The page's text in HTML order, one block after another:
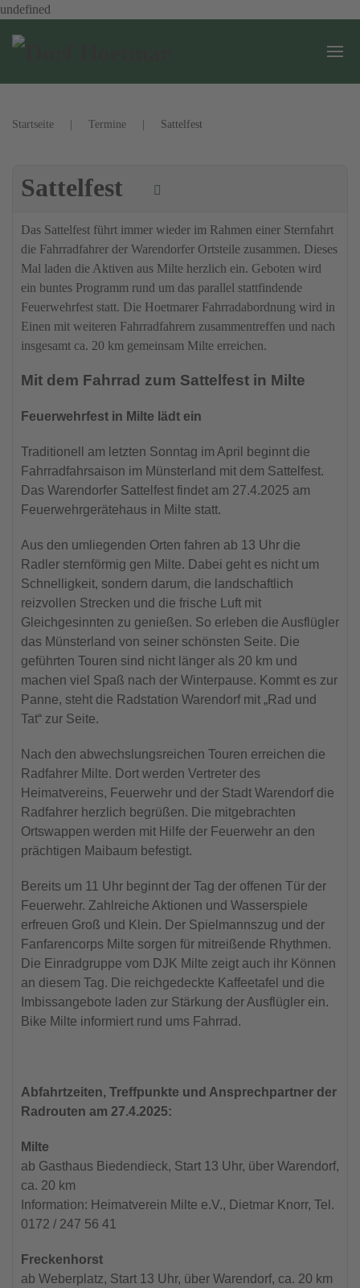
undefined
Startseite Termine Sattelfest
Sattelfest
Das Sattelfest führt immer wieder im Rahmen einer Sternfahrt
die Fahrradfahrer der Warendorfer Ortsteile zusammen. Dieses
Mal laden die Aktiven aus Milte herzlich ein. Geboten wird
ein buntes Programm rund um das parallel stattfindende
Feuerwehrfest statt. Die Hoetmarer Fahrradabordnung wird in
Einen mit weiteren Fahrradfahrern zusammentreffen und nach
insgesamt ca. 20 km gemeinsam Milte erreichen.
Mit dem Fahrrad zum Sattelfest in Milte
Feuerwehrfest in Milte lädt ein
Traditionell am letzten Sonntag im April beginnt die
Fahrradfahrsaison im Münsterland mit dem Sattelfest.
Das Warendorfer Sattelfest findet am 27.4.2025 am
Feuerwehrgerätehaus in Milte statt.
Aus den umliegenden Orten fahren ab 13 Uhr die
Radler sternförmig gen Milte. Dabei geht es nicht um
Schnelligkeit, sondern darum, die landschaftlich
reizvollen Strecken und die frische Luft mit
Gleichgesinnten zu genießen. So erleben die Ausflügler
das Münsterland von seiner schönsten Seite. Die
geführten Touren sind nicht länger als 20 km und
machen viel Spaß nach der Winterpause. Kommt es zur
Panne, steht die Radstation Warendorf mit „Rad und
Tat“ zur Seite.
Nach den abwechslungsreichen Touren erreichen die
Radfahrer Milte. Dort werden Vertreter des
Heimatvereins, Feuerwehr und der Stadt Warendorf die
Radfahrer herzlich begrüßen. Die mitgebrachten
Ortswappen werden mit Hilfe der Feuerwehr an den
prächtigen Maibaum befestigt.
Bereits um 11 Uhr beginnt der Tag der offenen Tür der
Feuerwehr. Zahlreiche Aktionen und Wasserspiele
erfreuen Groß und Klein. Der Spielmannszug und der
Fanfarencorps Milte sorgen für mitreißende Rhythmen.
Die Einradgruppe vom DJK Milte zeigt auch ihr Können
an diesem Tag. Die reichgedeckte Kaffeetafel und die
Imbissangebote laden zur Stärkung der Ausflügler ein.
Bike Milte informiert rund ums Fahrrad.
Abfahrtzeiten, Treffpunkte und Ansprechpartner der
Radrouten am 27.4.2025:
Milte
ab Gasthaus Biedendieck, Start 13 Uhr, über Warendorf,
ca. 20 km
Information: Heimatverein Milte e.V., Dietmar Knorr, Tel.
0172 / 247 56 41
Freckenhorst
ab Weberplatz, Start 13 Uhr, über Warendorf, ca. 20 km